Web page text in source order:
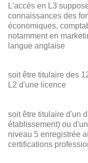
L'accès en L3
connaissances des
économiques,
notamment en
langue anglaise
soit être titulaire des
L2 d'une licence
soit être titulaire d'un
établissement) ou
niveau 5 enregistrée
certifications